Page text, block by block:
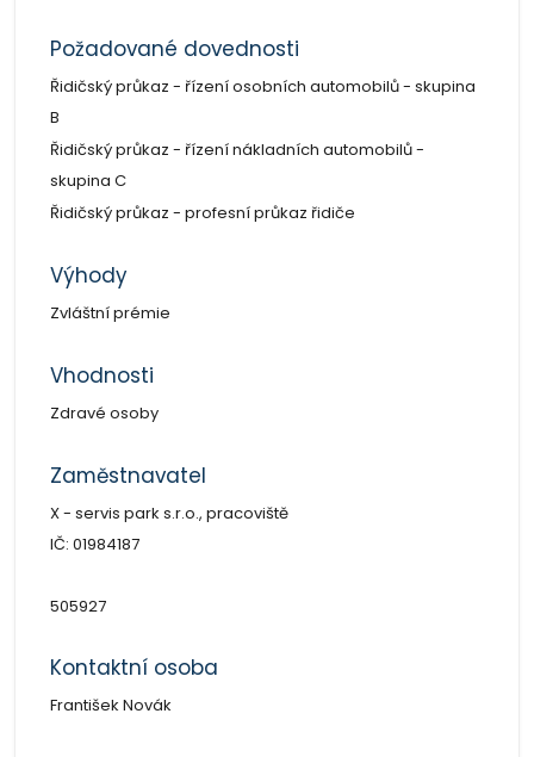
Požadované dovednosti
Řidičský průkaz - řízení osobních automobilů - skupina
B
Řidičský průkaz - řízení nákladních automobilů -
skupina C
Řidičský průkaz - profesní průkaz řidiče
Výhody
Zvláštní prémie
Vhodnosti
Zdravé osoby
Zaměstnavatel
X - servis park s.r.o., pracoviště
IČ: 01984187
505927
Kontaktní osoba
František Novák